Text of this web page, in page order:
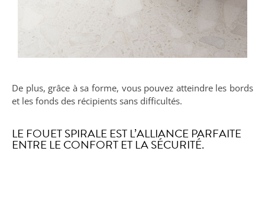
De plus, grâce à sa forme, vous pouvez atteindre les bords
et les fonds des récipients sans difficultés.
LE FOUET SPIRALE EST L’ALLIANCE PARFAITE
ENTRE LE CONFORT ET LA SÉCURITÉ.